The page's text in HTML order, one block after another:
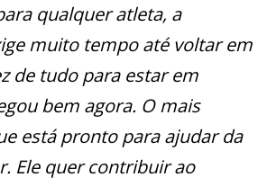
qualquer atleta, a
muito tempo até voltar em
de tudo para estar em
bem agora. O mais
está pronto para ajudar da
Ele quer contribuir ao